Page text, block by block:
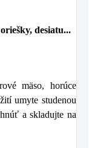
desiatu...
mäso, horúce
umyte studenou
a skladujte na